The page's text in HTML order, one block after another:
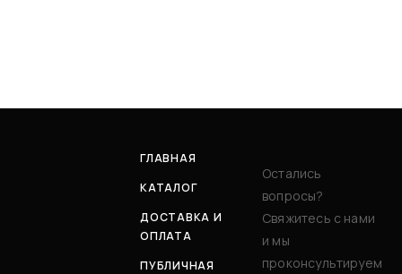
ГЛАВНАЯ
КАТАЛОГ
ДОСТАВКА И
ОПЛАТА
ПУБЛИЧНАЯ
Остались
вопросы?
Свяжитесь с нами
и мы
проконсультируем